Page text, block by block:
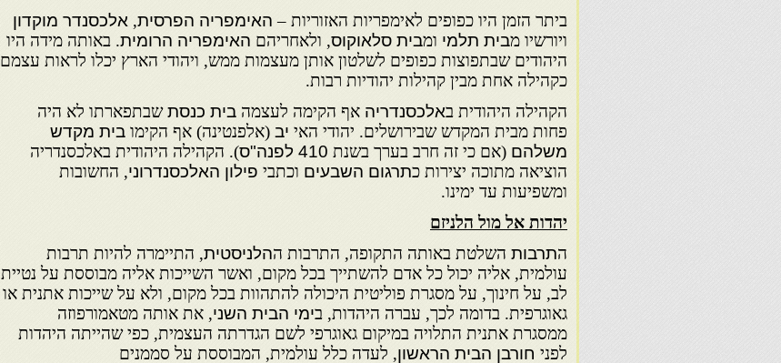
ביתר הזמן היו כפופים לאימפריות האזוריות – האימפריה הפרסית, אלכסנדר מוקדון
ויורשיו מבית תלמי ומבית סלאוקוס, ולאחריהם האימפריה הרומית. באותה מידה היו
היהודים שבתפוצות כפופים לשלטון אותן מעצמות ממש, ויהודי הארץ יכלו לראות עצמם
כקהילה אחת מבין קהילות יהודיות רבות.
הקהילה היהודית באלכסנדריה אף הקימה לעצמה בית כנסתשבתפארתו לא היה
פחות מבית המקדש שבירושלים. יהודי האי יב (אלפנטינה) אף הקימו בית מקדש
משלהם (אם כי זה חרב בערך בשנת 410 לפנה"ס
). הקהילה היהודית באלכסנדריה
הוציאה מתוכה יצירות כתרגום השבעים וכתבי פילון האלכסנדרוני, החשובות
ומשפיעות עד ימינו.
יהדות אל מול הלניזם
התרבות השלטת באותה התקופה, התרבות ההלניסטית, התיימרה להיות תרבות
עולמית, אליה יכול כל אדם להשתייך בכל מקום, ואשר השייכות אליה מבוססת על נטיית
לב, על חינוך, על מסגרת פוליטית היכולה להתהוות בכל מקום, ולא על שייכות אתנית או
גאוגרפית. בדומה לכך, עברה היהדות, בימי הבית השני, את אותה מטאמורפוזה
ממסגרת אתנית התלויה במיקום גאוגרפי לשם הגדרתה העצמית, כפי שהייתה היהדות
לפני חורבן הבית הראשון, לעדה כלל עולמית, המבוססת על סממנים